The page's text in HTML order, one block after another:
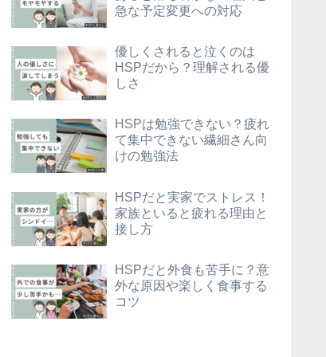
急な予定変更への対応
優しくされると泣くのは
HSPだから？理解される優
しさ
HSPは勉強できない？疲れ
て集中できない繊細さん向
けの勉強法
HSPだと実家でストレス！
家族といると疲れる理由と
接し方
HSPだと外食も苦手に？意
外な原因や楽しく食事する
コツ